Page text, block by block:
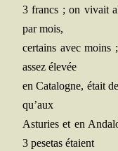
3 francs ; on vivait
par mois,
cer­tains avec moins
assez élevée
en Cata­logne, était
qu’aux
Astu­ries et en
3 pese­tas étaient